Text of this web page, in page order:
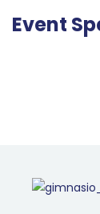
Event